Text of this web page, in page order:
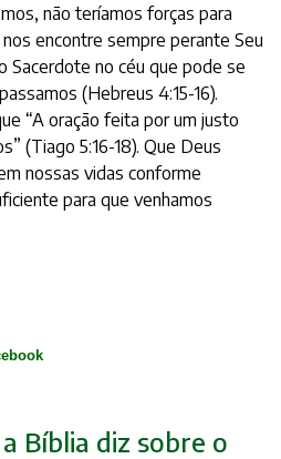
não teríamos forças para
encontre sempre perante Seu
Sacerdote no céu que pode se
(Hebreus 4:15-16).
“A oração feita por um justo
(Tiago 5:16-18). Que Deus
nossas vidas conforme
para que venhamos
a Bíblia diz sobre o